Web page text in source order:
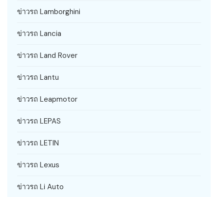
ข่าวรถ Lamborghini
ข่าวรถ Lancia
ข่าวรถ Land Rover
ข่าวรถ Lantu
ข่าวรถ Leapmotor
ข่าวรถ LEPAS
ข่าวรถ LETIN
ข่าวรถ Lexus
ข่าวรถ Li Auto